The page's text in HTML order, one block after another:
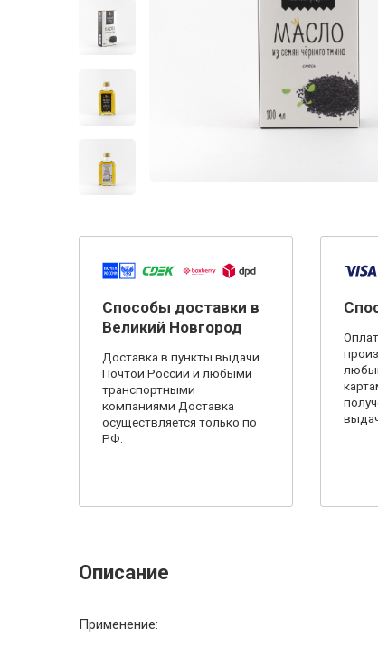
Способы доставки в
Великий Новгород
Доставка в пункты выдачи
Почтой России и любыми
транспортными
компаниями Доставка
осуществляется только по
РФ.
Описание
Применение: